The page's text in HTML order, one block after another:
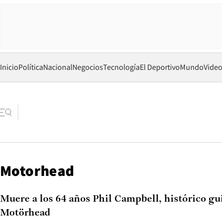
InicioPolíticaNacionalNegociosTecnologíaEl DeportivoMundo
Motorhead
Muere a los 64 años Phil Campbell, histórico
Motörhead